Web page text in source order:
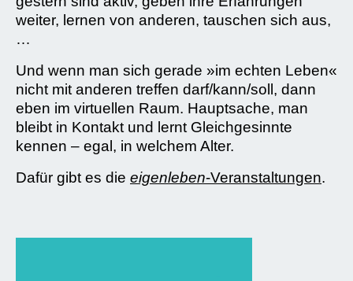
weiter, lernen von anderen, tauschen sich aus,
…
Und wenn man sich gerade »im echten Leben«
nicht mit anderen treffen darf/kann/soll, dann
eben im virtuellen Raum. Hauptsache, man
bleibt in Kontakt und lernt Gleichgesinnte
kennen – egal, in welchem Alter.
Dafür gibt es die eigenleben-Veranstaltungen.